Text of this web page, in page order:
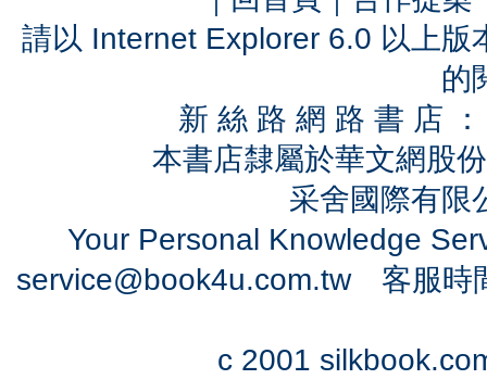
請以 Internet Explorer 6.0 以上
的
新 絲 路 網 路 書 店
本書店隸屬於華文網股
采舍國際有
Your Personal Knowledge
service@book4u.com.tw客服時
c 2001